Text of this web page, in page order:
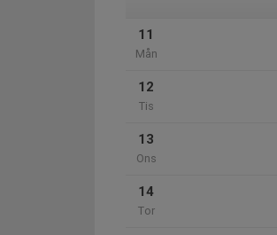
11
Mån
12
Tis
13
Ons
14
Tor